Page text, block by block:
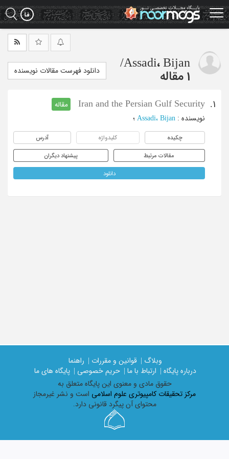
Skip
to
main
Assadi، Bijan/
1 مقاله
دانلود فهرست مقالات نویسنده
1.
Iran and the Persian Gulf Security
مقاله
نویسنده : Assadi، Bijan ؛
چکیده کلیدواژه آدرس
مقالات مرتبط پیشنهاد دیگران
دانلود
وبلاگ | قوانین و مقررات |
راهنما
درباره پایگاه |
ارتباط با ما | حریم خصوصی |
پایگاه های ما
حقوق مادی و معنوی اين پايگاه متعلق به
مرکز تحقیقات کامپیوتری علوم اسلامی است و نشر غیرمجاز
محتوای آن پیگرد قانونی دارد.